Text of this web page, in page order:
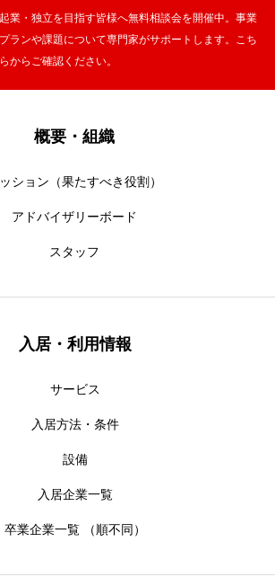
起業・独立を目指す皆様へ無料相談会を開催中。事業
プランや課題について専門家がサポートします。こち
らからご確認ください。
概要・組織
ション（果たすべき役割）
アドバイザリーボード
スタッフ
入居・利用情報
サービス
入居方法・条件
設備
入居企業一覧
卒業企業一覧 （順不同）